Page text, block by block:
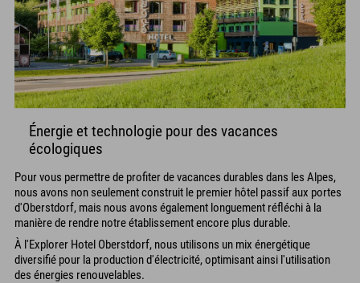
Énergie et technologie pour des vacances
écologiques
Pour vous permettre de profiter de vacances durables dans les Alpes,
nous avons non seulement construit le premier hôtel passif aux portes
d'Oberstdorf, mais nous avons également longuement réfléchi à la
manière de rendre notre établissement encore plus durable.
À l'Explorer Hotel Oberstdorf, nous utilisons un mix énergétique
diversifié pour la production d'électricité, optimisant ainsi l'utilisation
des énergies renouvelables.